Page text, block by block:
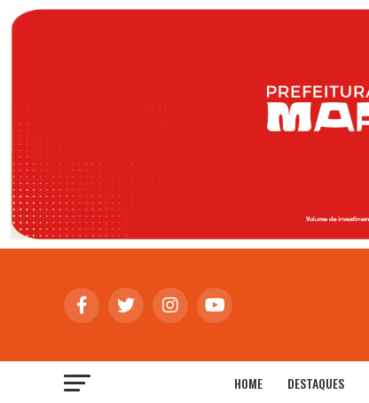
HOME DESTAQUES